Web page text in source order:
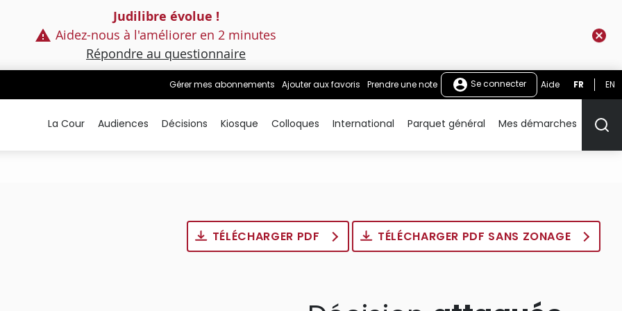
Judilibre évolue !
Aidez-nous à l'améliorer en 2 minutes
Répondre au questionnaire
Gérer mes abonnements Ajouter aux favoris Prendre une note Se connecter Aide FR EN
La Cour Audiences Décisions Kiosque Colloques International Parquet général Mes démarches
TÉLÉCHARGER PDF TÉLÉCHARGER PDF SANS ZONAGE